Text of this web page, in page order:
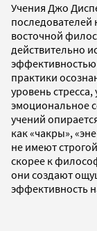
Учения Джо
последователей
восточной
действительно
практики
уровень
эмоциональное
учений
как «чакры»,
не имеют
скорее к
они создают
эффективность